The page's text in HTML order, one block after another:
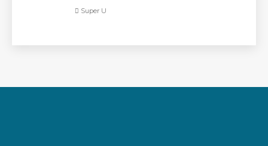
Super U